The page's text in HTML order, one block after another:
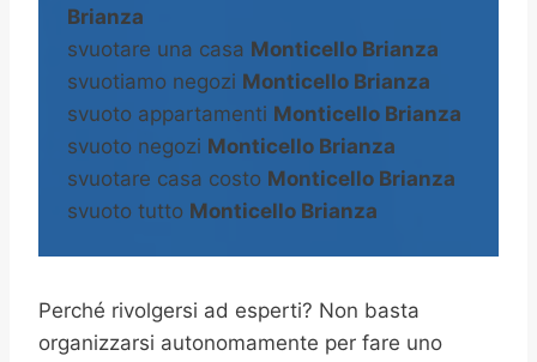
Brianza
svuotare una casa Monticello Brianza
svuotiamo negozi Monticello Brianza
svuoto appartamenti Monticello Brianza
svuoto negozi Monticello Brianza
svuotare casa costo Monticello Brianza
svuoto tutto Monticello Brianza
Perché rivolgersi ad esperti? Non basta
organizzarsi autonomamente per fare uno